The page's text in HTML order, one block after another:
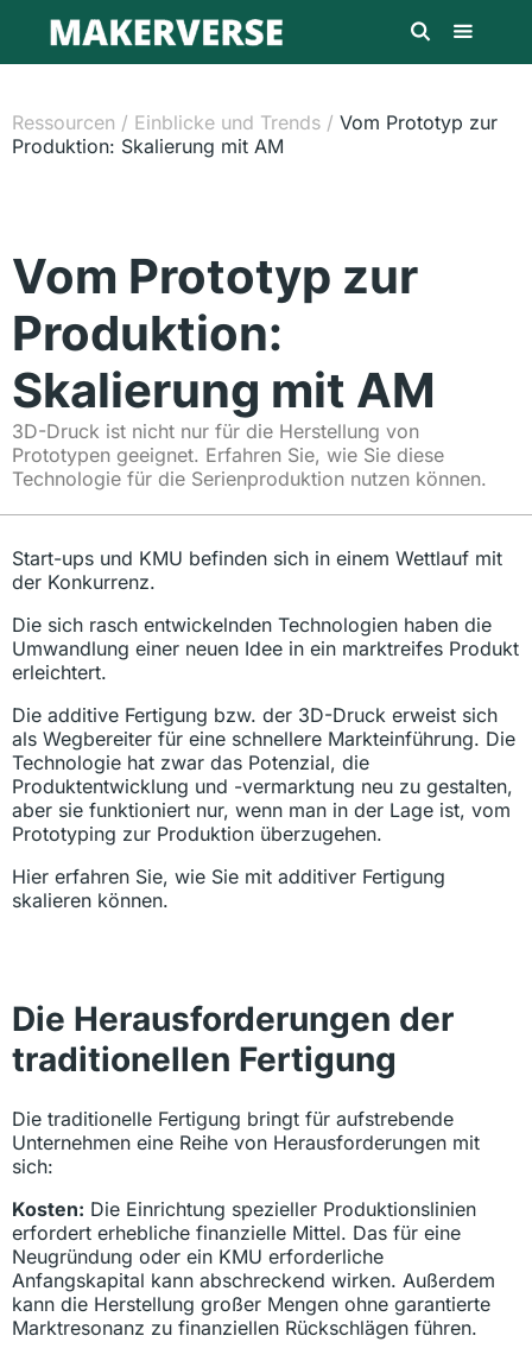
Ressourcen / Einblicke und Trends / Vom Prototyp zur
Produktion: Skalierung mit AM
Vom Prototyp zur
Produktion:
Skalierung mit AM
3D-Druck ist nicht nur für die Herstellung von
Prototypen geeignet. Erfahren Sie, wie Sie diese
Technologie für die Serienproduktion nutzen können.
Start-ups und KMU befinden sich in einem Wettlauf mit
der Konkurrenz.
Die sich rasch entwickelnden Technologien haben die
Umwandlung einer neuen Idee in ein marktreifes Produkt
erleichtert.
Die additive Fertigung bzw. der 3D-Druck erweist sich
als Wegbereiter für eine schnellere Markteinführung. Die
Technologie hat zwar das Potenzial, die
Produktentwicklung und -vermarktung neu zu gestalten,
aber sie funktioniert nur, wenn man in der Lage ist, vom
Prototyping zur Produktion überzugehen.
Hier erfahren Sie, wie Sie mit additiver Fertigung
skalieren können.
Die Herausforderungen der
traditionellen Fertigung
Die traditionelle Fertigung bringt für aufstrebende
Unternehmen eine Reihe von Herausforderungen mit
sich:
Kosten: Die Einrichtung spezieller Produktionslinien
erfordert erhebliche finanzielle Mittel. Das für eine
Neugründung oder ein KMU erforderliche
Anfangskapital kann abschreckend wirken. Außerdem
kann die Herstellung großer Mengen ohne garantierte
Marktresonanz zu finanziellen Rückschlägen führen.